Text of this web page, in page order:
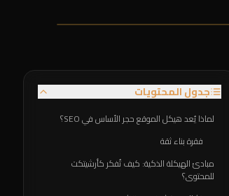
جدول المحتويات
لماذا يُعد هيكل الموقع حجر الأساس في SEO؟
فقرة بناء ثقة
مبادئ الهيكلة الذكية: كيف تُفكر كأرشيتكت
للمحتوى؟